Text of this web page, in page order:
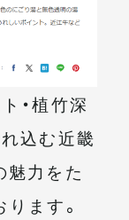
・植竹深
込む近畿
魅力をた
ます。